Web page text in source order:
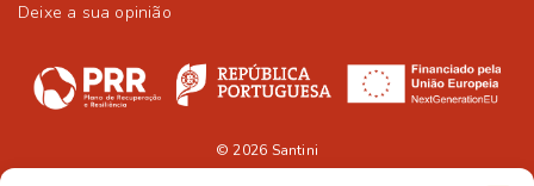
Deixe a sua opinião
© 2026 Santini